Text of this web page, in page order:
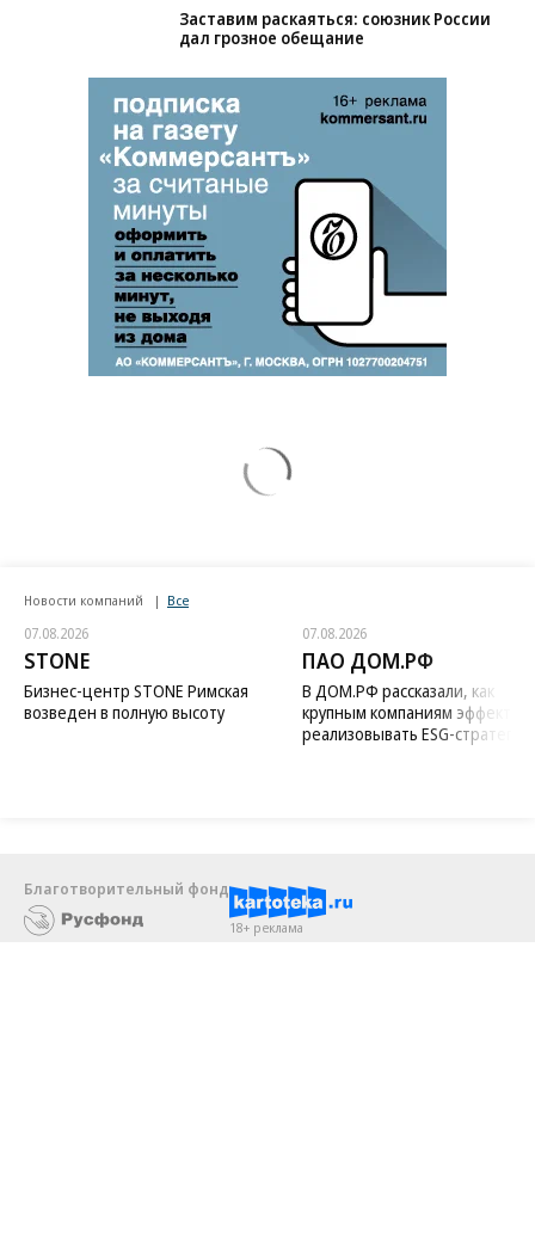
Заставим раскаяться: союзник России
дал грозное обещание
Новости компаний Все
07.08.2026
STONE
Бизнес-центр STONE Римская
возведен в полную высоту
07.08.2026
ПАО ДОМ.РФ
В ДОМ.РФ рассказали, как
крупным компаниям
реализовывать ESG-стратегию
Благотворительный фонд
18+ реклама